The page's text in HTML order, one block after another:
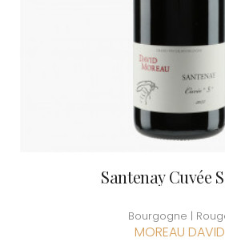
Santenay Cuvée
Bourgogne |
MOREAU DAVID